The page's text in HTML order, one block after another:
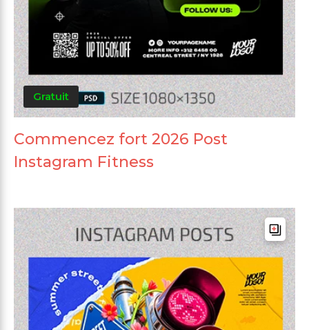
Gratuit
Commencez fort 2026 Post
Instagram Fitness